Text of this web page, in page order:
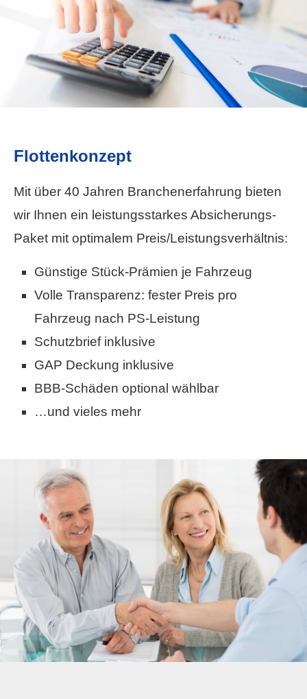
Flottenkonzept
Mit über 40 Jahren Branchenerfahrung bieten
wir Ihnen ein leistungsstarkes Absicherungs-
Paket mit optimalem Preis/Leistungsverhältnis:
Günstige Stück-Prämien je Fahrzeug
Volle Transparenz: fester Preis pro
Fahrzeug nach PS-Leistung
Schutzbrief inklusive
GAP Deckung inklusive
BBB-Schäden optional wählbar
…und vieles mehr